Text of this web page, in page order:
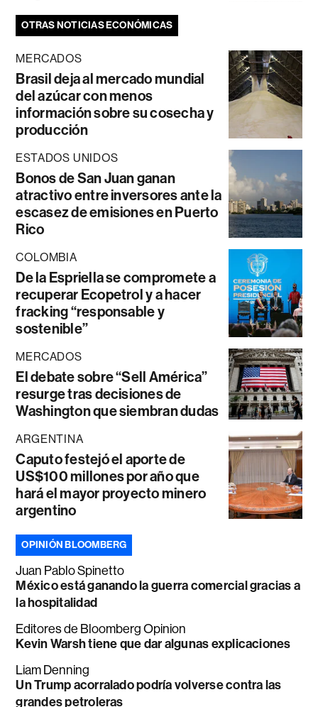
OTRAS NOTICIAS ECONÓMICAS
MERCADOS
Brasil deja al mercado mundial
del azúcar con menos
información sobre su cosecha y
producción
ESTADOS UNIDOS
Bonos de San Juan ganan
atractivo entre inversores ante la
escasez de emisiones en Puerto
Rico
COLOMBIA
De la Espriella se compromete a
recuperar Ecopetrol y a hacer
fracking “responsable y
sostenible”
MERCADOS
El debate sobre “Sell América”
resurge tras decisiones de
Washington que siembran dudas
ARGENTINA
Caputo festejó el aporte de
US$100 millones por año que
hará el mayor proyecto minero
argentino
OPINIÓN BLOOMBERG
Juan Pablo Spinetto
México está ganando la guerra comercial gracias a
la hospitalidad
Editores de Bloomberg Opinion
Kevin Warsh tiene que dar algunas explicaciones
Liam Denning
Un Trump acorralado podría volverse contra las
grandes petroleras